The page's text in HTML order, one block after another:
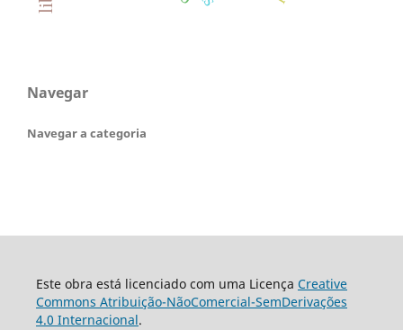
Navegar
Navegar a categoria
Este obra está licenciado com uma Licença Creative
Commons Atribuição-NãoComercial-SemDerivações
4.0 Internacional.